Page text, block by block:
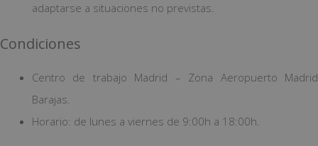
adaptarse a situaciones no previstas.
Condiciones
Centro de trabajo Madrid – Zona Aeropuerto Madrid
Barajas.
Horario: de lunes a viernes de 9:00h a 18:00h.